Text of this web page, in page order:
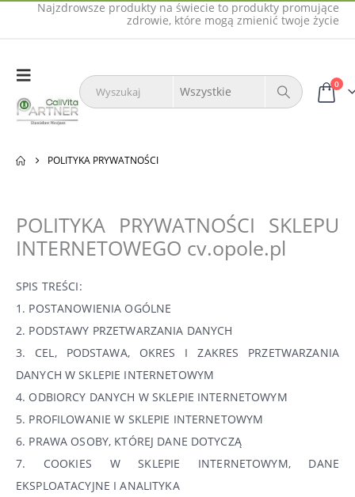
Najzdrowsze produkty na świecie to produkty promujące
zdrowie, które mogą zmienić twoje życie
0
POLITYKA PRYWATNOŚCI
POLITYKA PRYWATNOŚCI SKLEPU
INTERNETOWEGO cv.opole.pl
SPIS TREŚCI:
1. POSTANOWIENIA OGÓLNE
2. PODSTAWY PRZETWARZANIA DANYCH
3. CEL, PODSTAWA, OKRES I ZAKRES PRZETWARZANIA
DANYCH W SKLEPIE INTERNETOWYM
4. ODBIORCY DANYCH W SKLEPIE INTERNETOWYM
5. PROFILOWANIE W SKLEPIE INTERNETOWYM
6. PRAWA OSOBY, KTÓREJ DANE DOTYCZĄ
7. COOKIES W SKLEPIE INTERNETOWYM, DANE
EKSPLOATACYJNE I ANALITYKA